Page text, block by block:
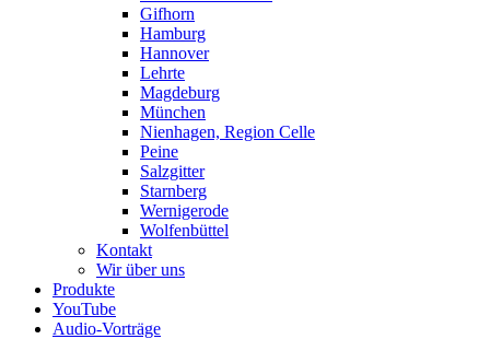
Gifhorn
Hamburg
Hannover
Lehrte
Magdeburg
München
Nienhagen, Region Celle
Peine
Salzgitter
Starnberg
Wernigerode
Wolfenbüttel
Kontakt
Wir über uns
Produkte
YouTube
Audio-Vorträge